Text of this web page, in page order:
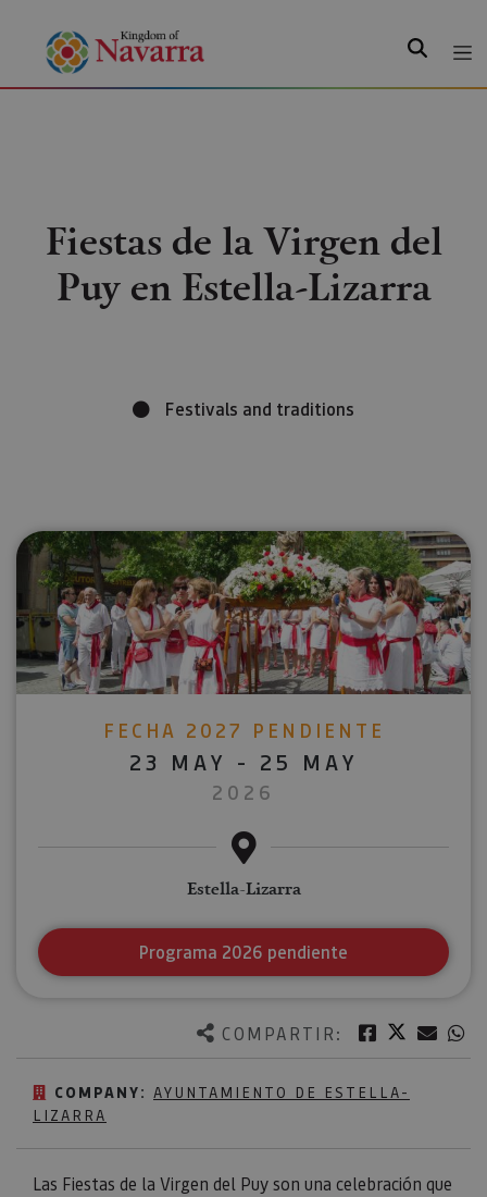
Search
Fiestas de la Virgen del
Puy en Estella-Lizarra
Festivals and traditions
COMPARTIR: Facebook
Twitter
COMPANY: AYUNTAMIENTO DE ESTELLA-
LIZARRA
Las Fiestas de la Virgen del Puy son una celebración que
FECHA 2027 PENDIENTE
23 MAY - 25 MAY
2026
Estella-Lizarra
Programa 2026 pendiente